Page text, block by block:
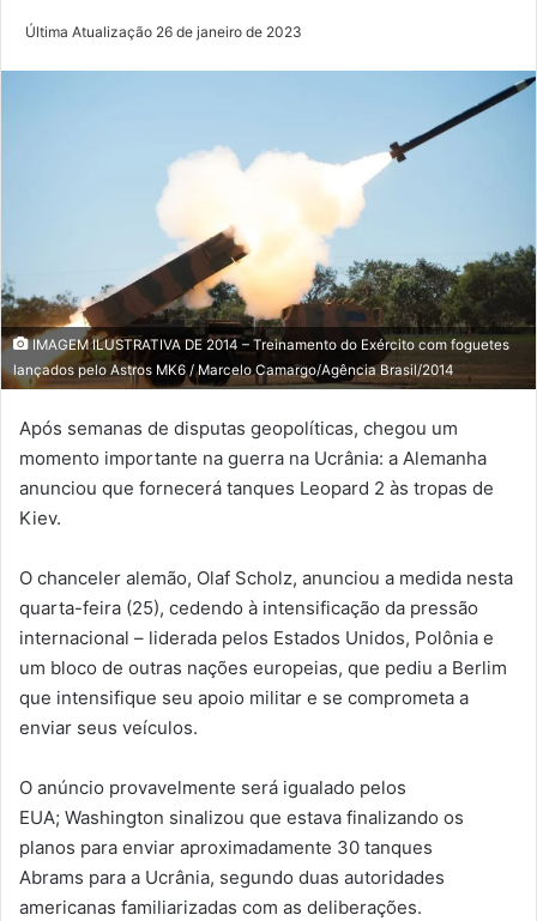
Última Atualização 26 de janeiro de 2023
IMAGEM ILUSTRATIVA DE 2014 – Treinamento do Exército com foguetes
lançados pelo Astros MK6 / Marcelo Camargo/Agência Brasil/2014
Após semanas de disputas geopolíticas, chegou um
momento importante na guerra na Ucrânia: a Alemanha
anunciou que fornecerá tanques Leopard 2 às tropas de
Kiev.
O chanceler alemão, Olaf Scholz, anunciou a medida nesta
quarta-feira (25), cedendo à intensificação da pressão
internacional – liderada pelos Estados Unidos, Polônia e
um bloco de outras nações europeias, que pediu a Berlim
que intensifique seu apoio militar e se comprometa a
enviar seus veículos.
O anúncio provavelmente será igualado pelos
EUA; Washington sinalizou que estava finalizando os
planos para enviar aproximadamente 30 tanques
Abrams para a Ucrânia, segundo duas autoridades
americanas familiarizadas com as deliberações.